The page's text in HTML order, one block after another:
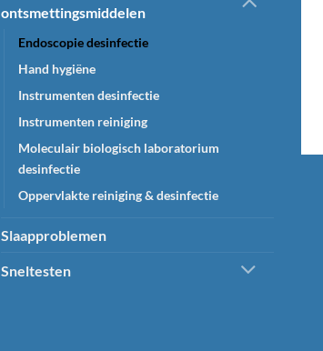
ontsmettingsmiddelen
Endoscopie desinfectie
Hand hygiëne
Instrumenten desinfectie
Instrumenten reiniging
Moleculair biologisch laboratorium
desinfectie
Oppervlakte reiniging & desinfectie
Slaapproblemen
Sneltesten